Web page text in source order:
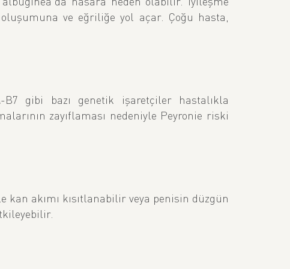
ve eğriliğe yol açar. Çoğu hasta,
B7 gibi bazı genetik işaretçiler hastalıkla
zayıflaması nedeniyle Peyronie riski
akımı kısıtlanabilir veya penisin düzgün